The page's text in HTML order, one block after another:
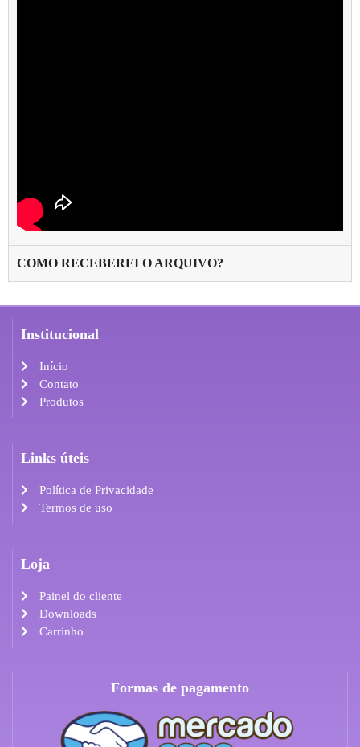
COMO RECEBEREI O ARQUIVO?
Institucional
Início
Contato
Produtos
Links úteis
Política de Privacidade
Termos de uso
Loja
Painel do cliente
Downloads
Carrinho
Formas de pagamento